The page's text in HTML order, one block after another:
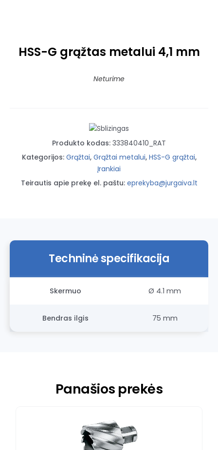
HSS-G grąžtas metalui 4,1 mm
Neturime
Produkto kodas: 333840410_RAT
Kategorijos: Grąžtai, Grąžtai metalui, HSS-G grąžtai,
Įrankiai
Teirautis apie prekę el. paštu: eprekyba@jurgaiva.lt
Techninė specifikacija
Skermuo Ø 4.1 mm
Bendras ilgis 75 mm
Panašios prekės